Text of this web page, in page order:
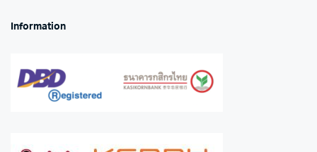
Information